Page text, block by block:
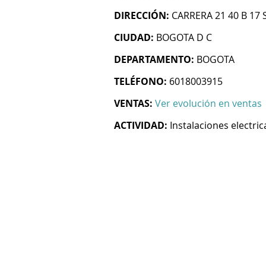
DIRECCIÓN: CARRERA 21 40 B 17
CIUDAD: BOGOTA D C
DEPARTAMENTO: BOGOTA
TELÉFONO: 6018003915
VENTAS: Ver evolución en ventas
ACTIVIDAD: Instalaciones